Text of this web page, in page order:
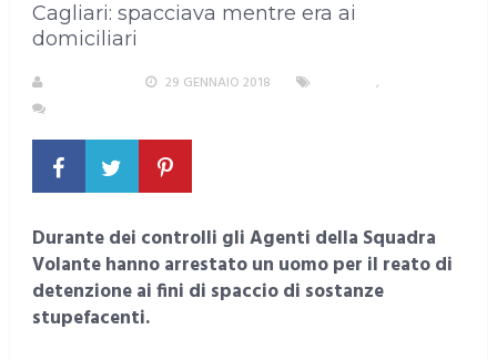
Cagliari: spacciava mentre era ai
domiciliari
29 GENNAIO 2018 ,
Durante dei controlli gli Agenti della Squadra
Volante hanno arrestato un uomo per il reato di
detenzione ai fini di spaccio di sostanze
stupefacenti.